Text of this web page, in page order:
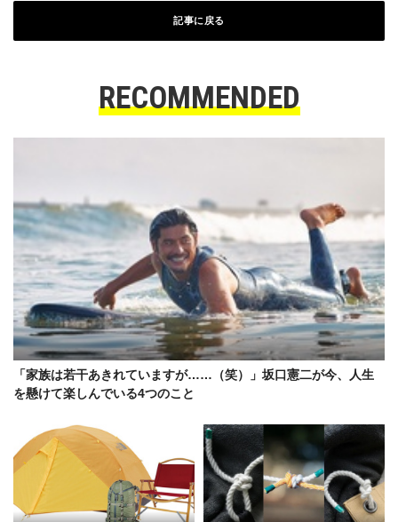
記事に戻る
RECOMMENDED
「家族は若干あきれていますが……（笑）」坂口憲二が今、人生
を懸けて楽しんでいる4つのこと